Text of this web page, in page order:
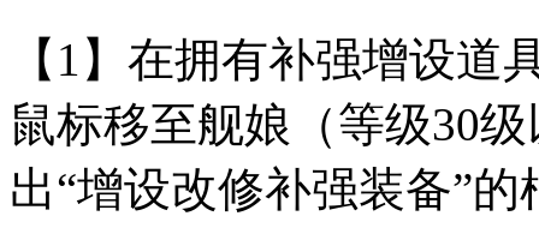
【1】在拥有补强增设
鼠标移至舰娘（等级30
出“增设改修补强装备”的